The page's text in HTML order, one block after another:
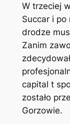
W trzeciej
Succar i
drodze
Zanim
capital t
zostało
Gorzowie.